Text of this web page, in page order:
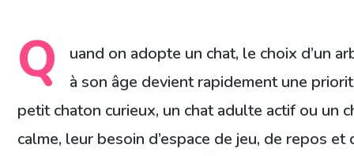
Q
uand on adopte un chat, le choix d’un
à son âge devient rapidement une
petit chaton curieux, un chat adulte actif ou un
calme, leur besoin d’espace de jeu, de repos et